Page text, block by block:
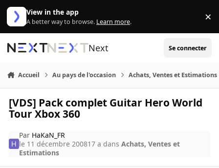
Aller au contenu
View in the app
A better way to browse. Learn more. ×
Next Se connecter
Accueil Au pays de l'occasion Achats, Ventes et Estimations
[VDS] Pack complet Guitar Hero World
Tour Xbox 360
Par HaKaN_FR
le 11 décembre 200817 a dansAchats, Ventes et
Estimations